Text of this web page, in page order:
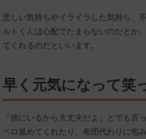
悲しい気持ちやイライラした気持ち、
ルトくんは心配でたまらないのだとか
てくれるのだといいます。
早く元気になって笑
「傍にいるから大丈夫だよ」とでも
ペロ舐めてくれたり、布団代わりに包